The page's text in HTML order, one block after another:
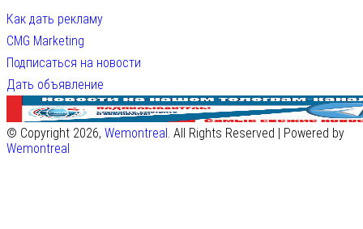
Как дать рекламу
CMG Marketing
Подписаться на новости
Дать объявление
© Copyright 2026, Wemontreal. All Rights Reserved | Powered by
Wemontreal